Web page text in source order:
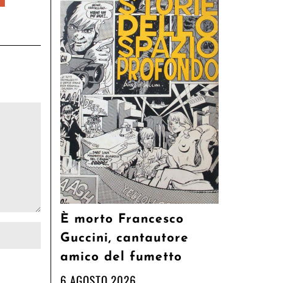
È morto Francesco
Guccini, cantautore
amico del fumetto